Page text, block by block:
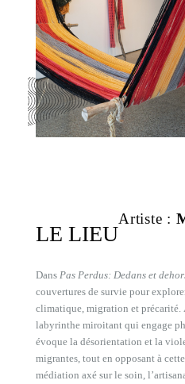
LE LIEU
Artiste :
Dans Pas Perdus: Dedans et
couvertures de survie pour
climatique, migration et précarité.
labyrinthe miroitant qui engage
évoque la désorientation et la
migrantes, tout en opposant à
médiation axé sur le soin,